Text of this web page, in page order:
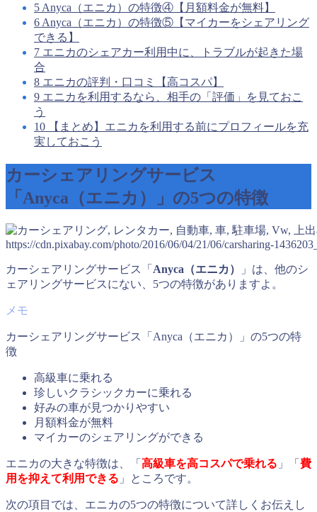
5Anyca（エニカ）の特徴④【月額料金が無料】
6Anyca（エニカ）の特徴⑤【マイカーをシェアリング
できる】
7 エニカのシェアカー利用中に、トラブルが起きた場
合
8 エニカの評判・口コミ【高コスパ】
9 エニカを利用するなら、相手の「評価」を見ておこ
う
10 【まとめ】エニカを利用する前にプロフィールを充
実しておこう
カーシェアリングサービス
「Anyca（エニカ）」の5つの特徴
https://cdn.pixabay.com/photo/2016/06/04/21/06/carsharing-
カーシェアリングサービス「 Anyca（エニカ）
」は、他のシ
ェアリングサービスにない、5つの特徴がありますよ。
カーシェアリングサービス「Anyca（エニカ）」の5つの特
徴
高級車に乗れる
珍しいクラシックカーに乗れる
好みの車が見つかりやすい
月額料金が無料
マイカーのシェアリングができる
エニカの大きな特徴は、「 高級車を高コスパで乗れる 」「 費
用を抑えて利用できる 」ところです。
次の項目では、エニカの5つの特徴について詳しくお伝えし